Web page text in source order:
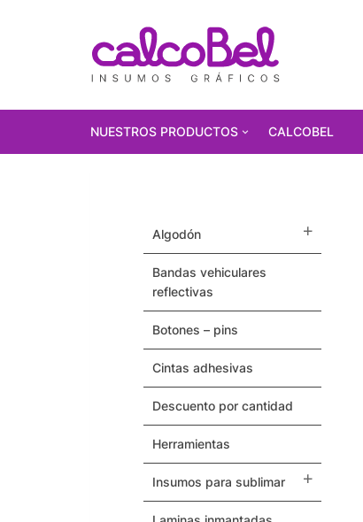
NUESTROS PRODUCTOS
Polarizados
Vinilos Autoadhesivos
Pulseras / Precintos Tyvek
Herramientas
Termovinilos
Posicionadores
CALCOBEL
algodón
bandas vehiculares
reflectivas
botones – pins
cintas adhesivas
descuento por cantidad
herramientas
insumos para sublimar